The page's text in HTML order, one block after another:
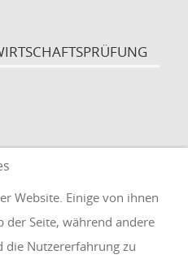
Website. Einige von ihnen
der Seite, während andere
die Nutzererfahrung zu